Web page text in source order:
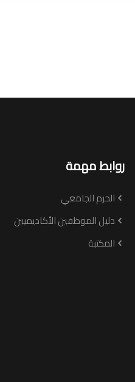
روابط مهمة
الحرم الجامعي
دليل الموظفين الأكاديميين
المكتبة